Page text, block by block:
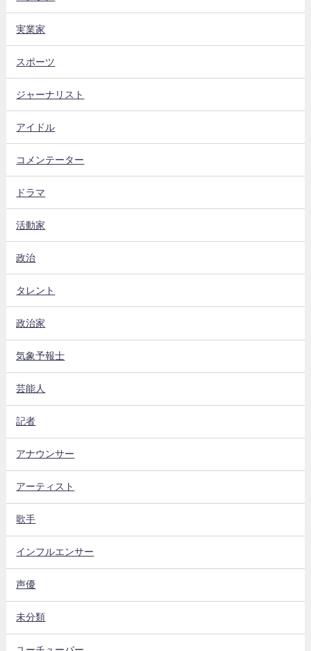
実業家
スポーツ
ジャーナリスト
アイドル
コメンテーター
ドラマ
活動家
政治
タレント
政治家
気象予報士
芸能人
記者
アナウンサー
アーティスト
歌手
インフルエンサー
声優
未分類